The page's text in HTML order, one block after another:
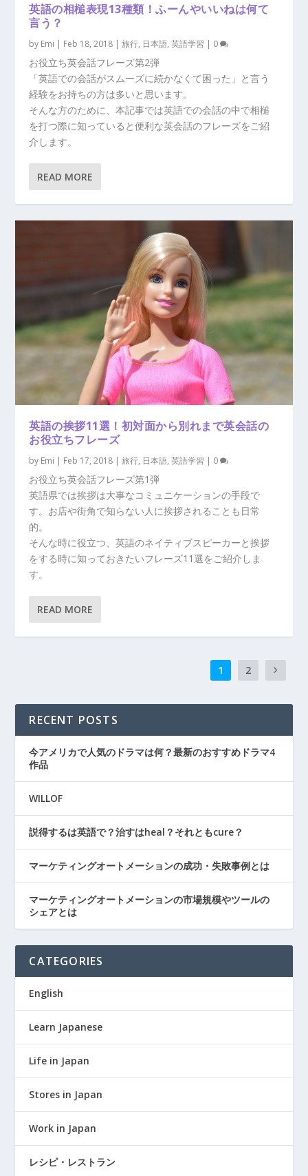
英語の相槌表現13種類！ふーんやいいねは何て
言う？
by Emi | Feb 18, 2018 |旅行, 日本語,英語学習 | 0
お役立ち英会話フレーズ第2弾
「英語での会話がスムーズに続かなくて困った」と言う
経験をお持ちの方は多いと思います。
そんな方のために、本記事では英語での会話の中で相槌
を打つ際に知っていると便利な英会話のフレーズをご紹
介します。
READ MORE
英語の挨拶11選！初対面から別れまで英会話の
お役立ちフレーズ
by Emi | Feb 17, 2018 |旅行, 日本語,英語学習 | 0
お役立ち英会話フレーズ第1弾
英語県では挨拶は大事なコミュニケーションの手段で
す。お店や街角で知らない人に挨拶されることも日常
的。
そんな時に役立つ、英語のネイティブスピーカーと挨拶
をする時に知っておきたいフレーズ11選をご紹介しま
す。
READ MORE
1 2
RECENT POSTS
今アメリカで人気のドラマは何？最新のおすすめドラマ4
作品
WILLOF
説得するは英語で？治すはheal？それともcure？
マーケティングオートメーションの成功・失敗事例とは
マーケティングオートメーションの市場規模やツールの
シェアとは
CATEGORIES
English
Learn Japanese
Life in Japan
Stores in Japan
Work in Japan
レシピ・レストラン